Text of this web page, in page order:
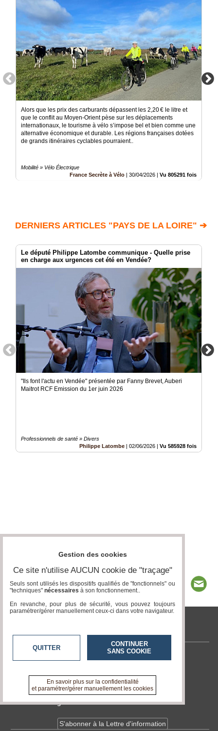
Alors que les prix des carburants dépassent les 2,20 € le litre et
que le conflit au Moyen-Orient pèse sur les déplacements
internationaux, le tourisme à vélo s’impose bel et bien comme une
alternative économique et durable. Les régions françaises dotées
de grands itinéraires cyclables pourraient..
Mobilité » Vélo Électrique
France Secrète à Vélo | 30/04/2026 | Vu 805291 fois
DERNIERS ARTICLES "PAYS DE LA LOIRE" ➔
Le député Philippe Latombe communique - Quelle prise
en charge aux urgences cet été en Vendée?
"Ils font l'actu en Vendée" présentée par Fanny Brevet, Auberi
Maitrot RCF Emission du 1er juin 2026
Professionnels de santé » Divers
Philippe Latombe | 02/06/2026 | Vu 585928 fois
tvlocale.fr
Contactez-nous
A propos de tvlocale.fr
Devenir délégué
S'abonner à la Lettre d'information
Gestion des cookies
Ce site n'utilise AUCUN cookie de "traçage"
Seuls sont utilisés les dispositifs qualifiés de "fonctionnels" ou
"techniques" nécessaires à son fonctionnement..
En revanche, pour plus de sécurité, vous pouvez toujours
paramétrer/gérer manuellement ceux-ci dans votre navigateur.
QUITTER
CONTINUER
SANS COOKIE
En savoir plus sur la confidentialité
et paramétrer/gérer manuellement les cookies